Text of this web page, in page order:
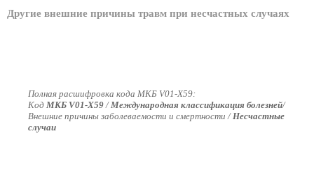
Другие внешние причины травм при несчастных случаях
Полная расшифровка кода МКБ V01-X59:
Код МКБ V01-X59/Международная классификация болезней/
Внешние причины заболеваемости и смертности /Несчастные
случаи